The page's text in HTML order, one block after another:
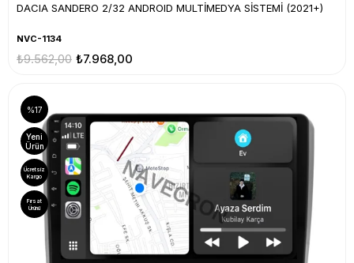
DACIA SANDERO 2/32 ANDROID MULTİMEDYA SİSTEMİ (2021+)
NVC-1134
₺7.968,00
₺9.562,00
%17
Yeni
Ürün
Ücretsiz
Kargo
Fırsat
Ürünü